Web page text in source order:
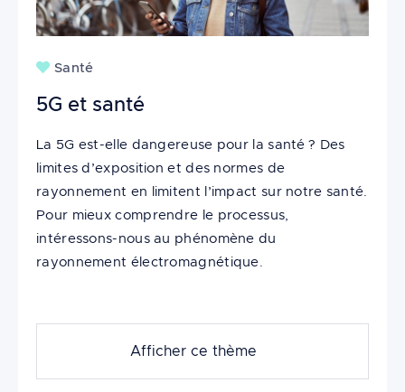
Santé
5G et santé
La 5G est-elle dangereuse pour la santé ? Des
limites d’exposition et des normes de
rayonnement en limitent l’impact sur notre santé.
Pour mieux comprendre le processus,
intéressons-nous au phénomène du
rayonnement électromagnétique.
Afficher ce thème